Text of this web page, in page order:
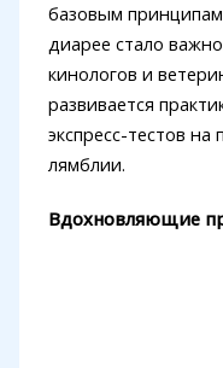
базовым
диарее стало
кинологов и
развивается
экспресс-тестов на
лямблии.
Вдохновляющие